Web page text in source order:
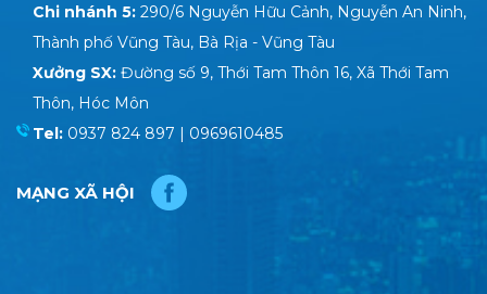
Chi nhánh 5: 290/6 Nguyễn Hữu Cảnh, Nguyễn An Ninh,
Thành phố Vũng Tàu, Bà Rịa - Vũng Tàu
Xưởng SX: Đường số 9, Thới Tam Thôn 16, Xã Thới Tam
Thôn, Hóc Môn
Tel: 0937 824 897 | 0969610485
MẠNG XÃ HỘI